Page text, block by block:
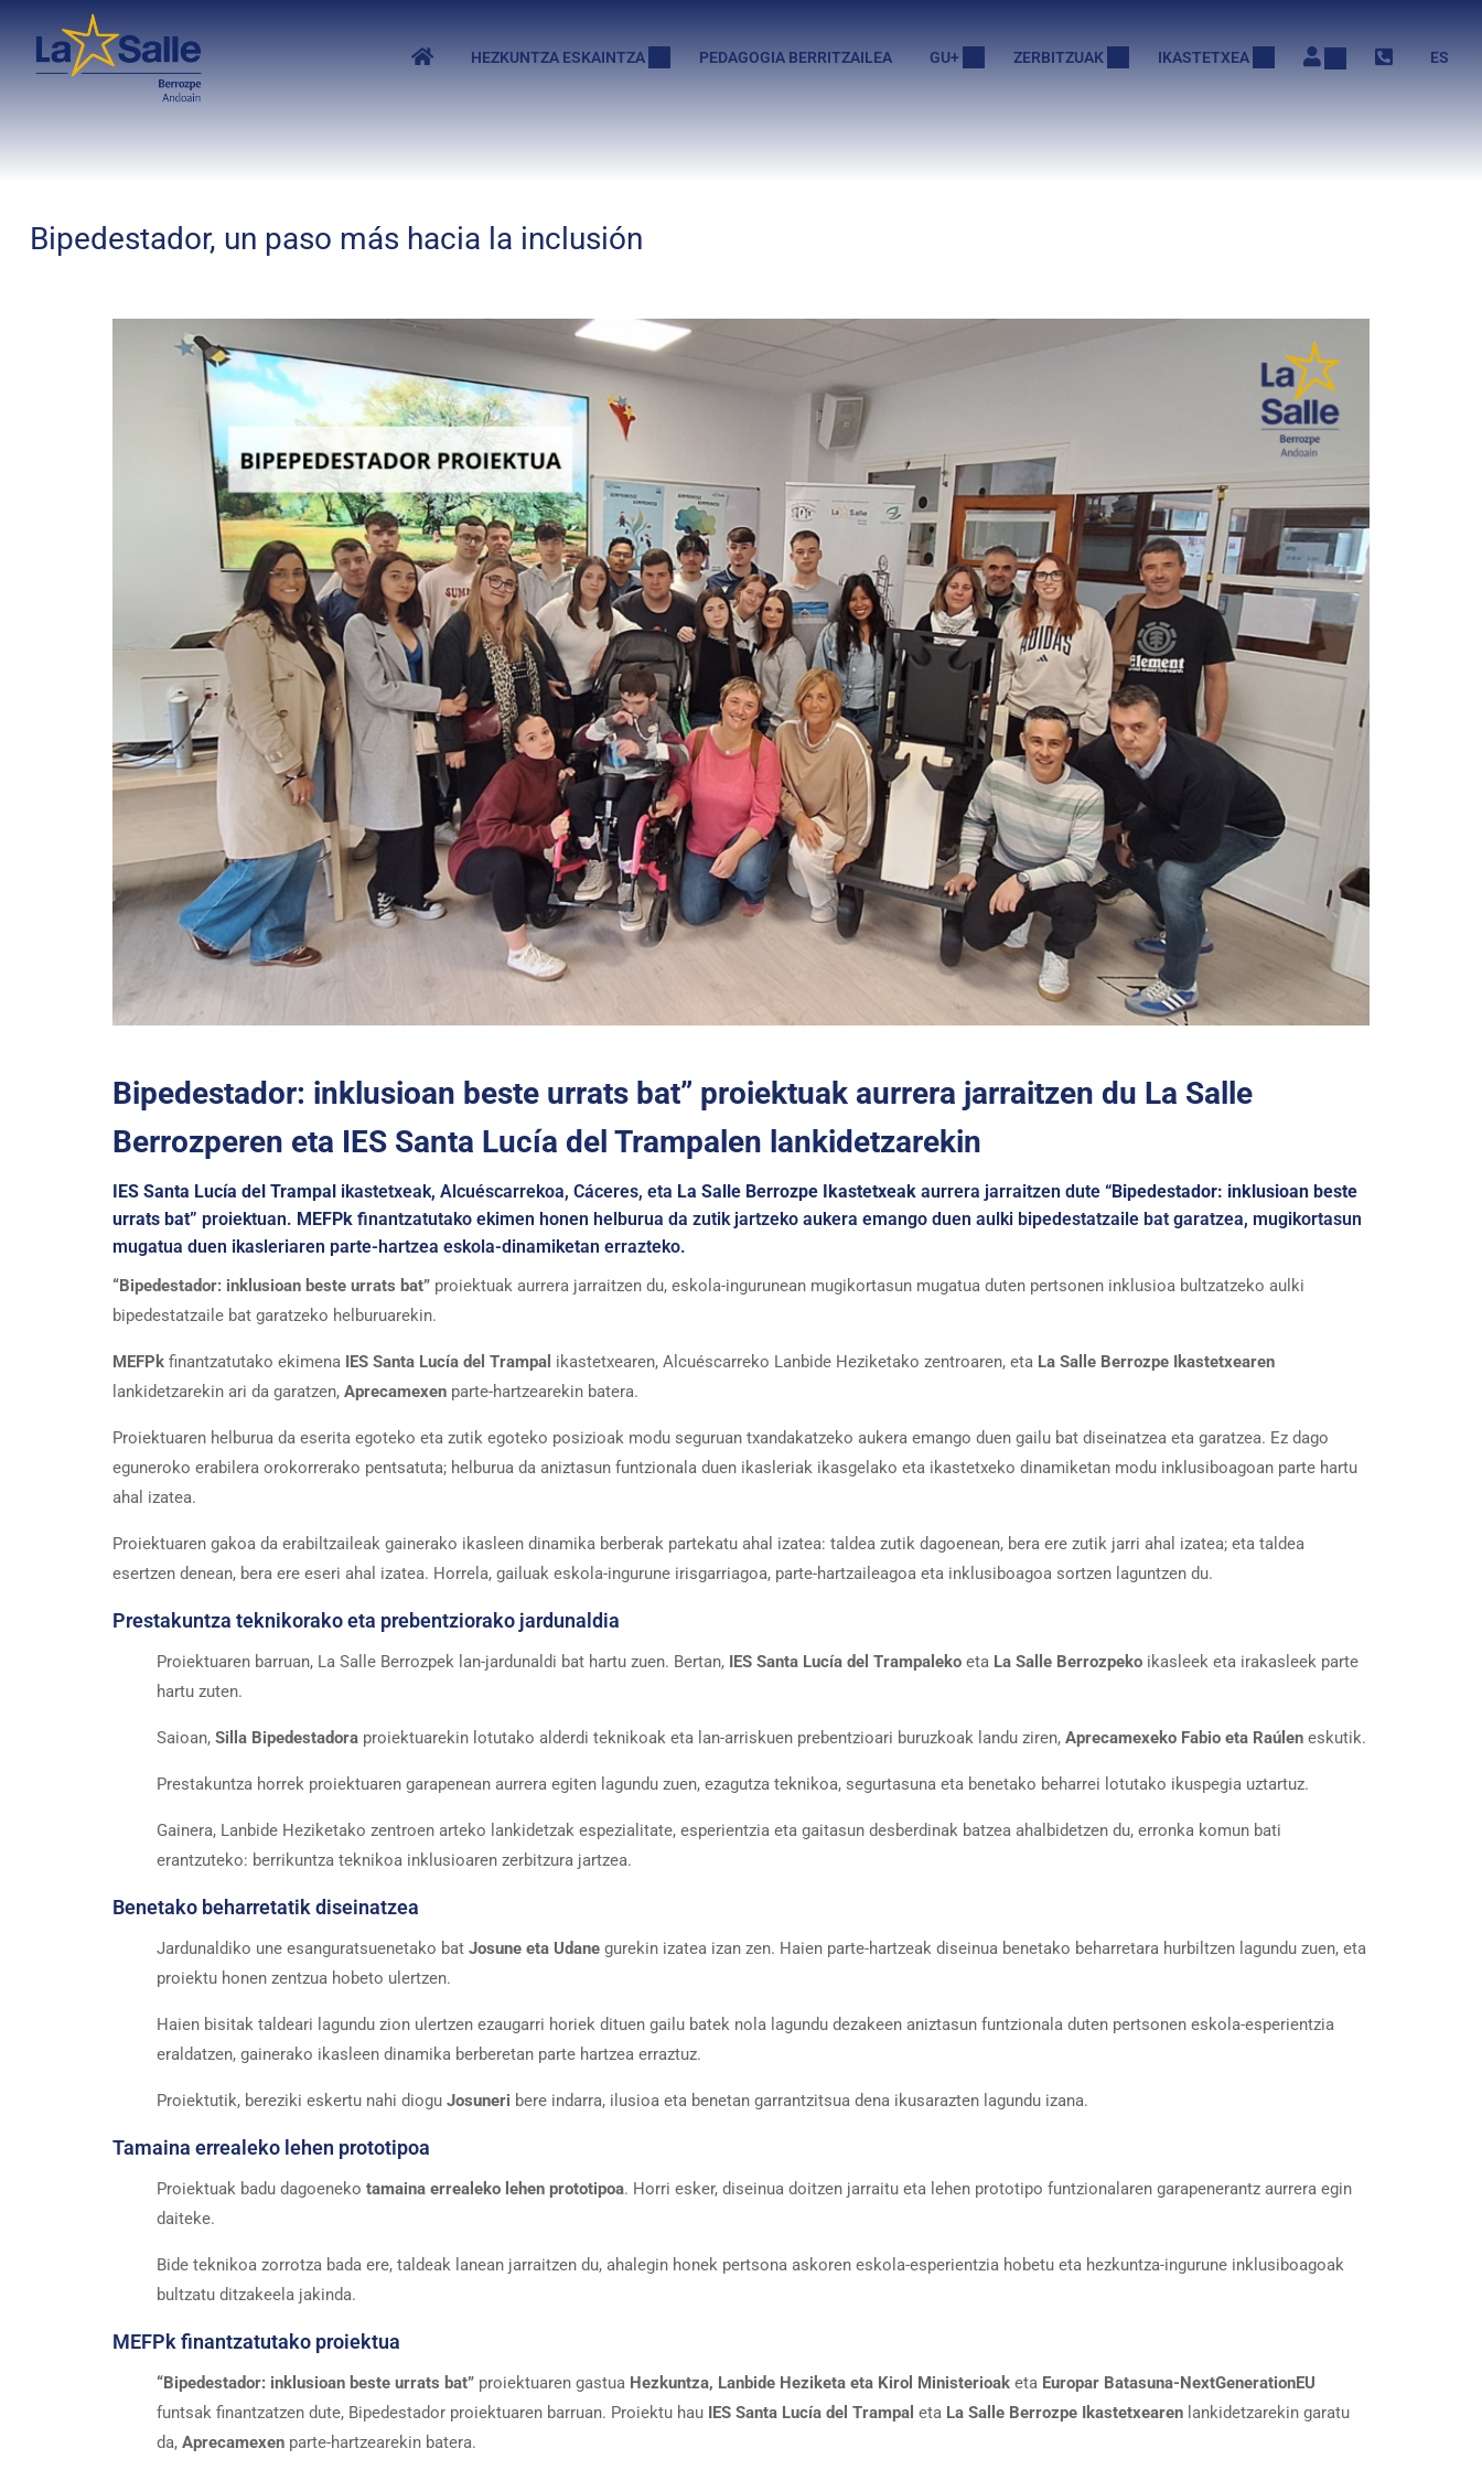
HEZKUNTZA ESKAINTZA PEDAGOGIA BERRITZAILEA GU+ ZERBITZUAK IKASTETXEA ES
Bipedestador, un paso más hacia la inclusión
Bipedestador: inklusioan beste urrats bat” proiektuak aurrera jarraitzen du La Salle
Berrozperen eta IES Santa Lucía del Trampalen lankidetzarekin
IES Santa Lucía del Trampal ikastetxeak, Alcuéscarrekoa, Cáceres, eta La Salle Berrozpe Ikastetxeak aurrera jarraitzen dute “Bipedestador: inklusioan beste
urrats bat” proiektuan. MEFPk finantzatutako ekimen honen helburua da zutik jartzeko aukera emango duen aulki bipedestatzaile bat garatzea, mugikortasun
mugatua duen ikasleriaren parte-hartzea eskola-dinamiketan errazteko.
“Bipedestador: inklusioan beste urrats bat” proiektuak aurrera jarraitzen du, eskola-ingurunean mugikortasun mugatua duten pertsonen inklusioa bultzatzeko aulki
bipedestatzaile bat garatzeko helburuarekin.
MEFPk finantzatutako ekimena IES Santa Lucía del Trampal ikastetxearen, Alcuéscarreko Lanbide Heziketako zentroaren, eta La Salle Berrozpe Ikastetxearen
lankidetzarekin ari da garatzen, Aprecamexen parte-hartzearekin batera.
Proiektuaren helburua da eserita egoteko eta zutik egoteko posizioak modu seguruan txandakatzeko aukera emango duen gailu bat diseinatzea eta garatzea. Ez dago
eguneroko erabilera orokorrerako pentsatuta; helburua da aniztasun funtzionala duen ikasleriak ikasgelako eta ikastetxeko dinamiketan modu inklusiboagoan parte hartu
ahal izatea.
Proiektuaren gakoa da erabiltzaileak gainerako ikasleen dinamika berberak partekatu ahal izatea: taldea zutik dagoenean, bera ere zutik jarri ahal izatea; eta taldea
esertzen denean, bera ere eseri ahal izatea. Horrela, gailuak eskola-ingurune irisgarriagoa, parte-hartzaileagoa eta inklusiboagoa sortzen laguntzen du.
Prestakuntza teknikorako eta prebentziorako jardunaldia
Proiektuaren barruan, La Salle Berrozpek lan-jardunaldi bat hartu zuen. Bertan, IES Santa Lucía del Trampaleko eta La Salle Berrozpeko ikasleek eta irakasleek parte
hartu zuten.
Saioan, Silla Bipedestadora proiektuarekin lotutako alderdi teknikoak eta lan-arriskuen prebentzioari buruzkoak landu ziren, Aprecamexeko Fabio eta Raúlen eskutik.
Prestakuntza horrek proiektuaren garapenean aurrera egiten lagundu zuen, ezagutza teknikoa, segurtasuna eta benetako beharrei lotutako ikuspegia uztartuz.
Gainera, Lanbide Heziketako zentroen arteko lankidetzak espezialitate, esperientzia eta gaitasun desberdinak batzea ahalbidetzen du, erronka komun bati
erantzuteko: berrikuntza teknikoa inklusioaren zerbitzura jartzea.
Benetako beharretatik diseinatzea
Jardunaldiko une esanguratsuenetako bat Josune eta Udane gurekin izatea izan zen. Haien parte-hartzeak diseinua benetako beharretara hurbiltzen lagundu zuen, eta
proiektu honen zentzua hobeto ulertzen.
Haien bisitak taldeari lagundu zion ulertzen ezaugarri horiek dituen gailu batek nola lagundu dezakeen aniztasun funtzionala duten pertsonen eskola-esperientzia
eraldatzen, gainerako ikasleen dinamika berberetan parte hartzea erraztuz.
Proiektutik, bereziki eskertu nahi diogu Josuneri bere indarra, ilusioa eta benetan garrantzitsua dena ikusarazten lagundu izana.
Tamaina errealeko lehen prototipoa
Proiektuak badu dagoeneko tamaina errealeko lehen prototipoa. Horri esker, diseinua doitzen jarraitu eta lehen prototipo funtzionalaren garapenerantz aurrera egin
daiteke.
Bide teknikoa zorrotza bada ere, taldeak lanean jarraitzen du, ahalegin honek pertsona askoren eskola-esperientzia hobetu eta hezkuntza-ingurune inklusiboagoak
bultzatu ditzakeela jakinda.
MEFPk finantzatutako proiektua
“Bipedestador: inklusioan beste urrats bat” proiektuaren gastua Hezkuntza, Lanbide Heziketa eta Kirol Ministerioak eta Europar Batasuna-NextGenerationEU
funtsak finantzatzen dute, Bipedestador proiektuaren barruan. Proiektu hau IES Santa Lucía del Trampal eta La Salle Berrozpe Ikastetxearen lankidetzarekin garatu
da, Aprecamexen parte-hartzearekin batera.